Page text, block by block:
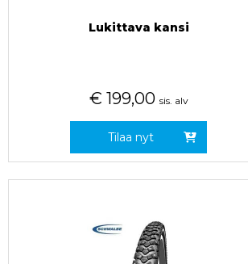
Lukittava kansi
€ 199,00 sis. alv
Tilaa nyt